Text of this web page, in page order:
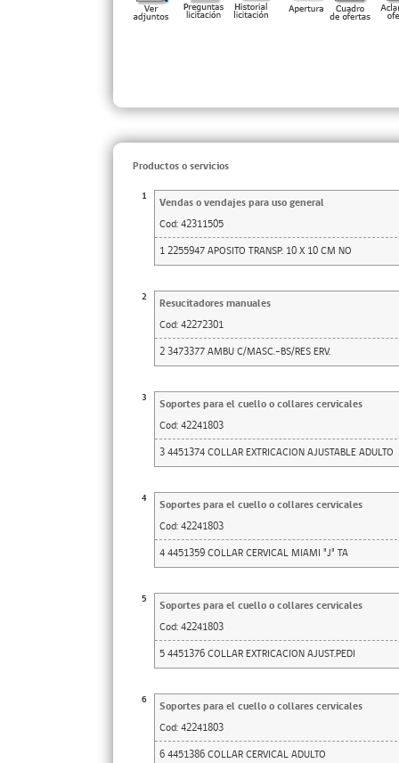
Productos o servicios
1
Vendas o vendajes para uso general
Cod: 42311505
1 2255947 APOSITO TRANSP. 10 X 10 CM NO
2
Resucitadores manuales
Cod: 42272301
2 3473377 AMBU C/MASC.-BS/RES ERV.
3
Soportes para el cuello o collares cervicales
Cod: 42241803
3 4451374 COLLAR EXTRICACION AJUSTABLE ADULTO
4
Soportes para el cuello o collares cervicales
Cod: 42241803
4 4451359 COLLAR CERVICAL MIAMI "J" TA
5
Soportes para el cuello o collares cervicales
Cod: 42241803
5 4451376 COLLAR EXTRICACION AJUST.PEDI
6
Soportes para el cuello o collares cervicales
Cod: 42241803
6 4451386 COLLAR CERVICAL ADULTO